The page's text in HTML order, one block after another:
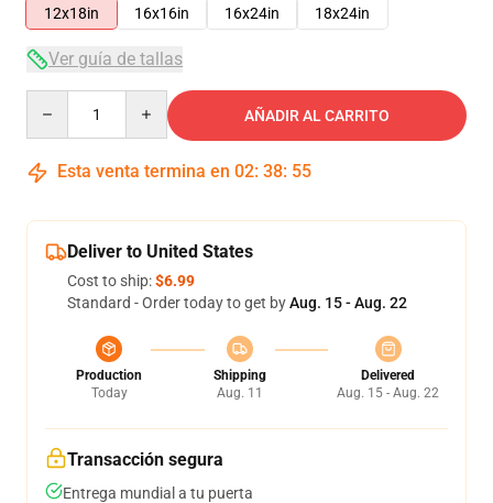
12x18in
16x16in 16x24in 18x24in
Ver guía de tallas
AÑADIR AL CARRITO
Esta venta termina en 02: 38: 54
Deliver to United States
Cost to ship:$6.99
Standard - Order today to get byAug. 15 - Aug. 22
Production
Today
Shipping
Aug. 11
Delivered
Aug. 15 - Aug. 22
Transacción segura
Entrega mundial a tu puerta